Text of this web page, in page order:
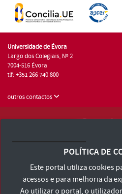
Universidade de Évora
Largo dos Colegiais, Nº 2
7004-516 Évora
tlf: +351 266 740 800
outros contactos
Consulte os Termos e
Declaração de
POLÍTICA DE
Este portal utiliza cookies
acessos e para melhoria da
Ao utilizar o portal, o